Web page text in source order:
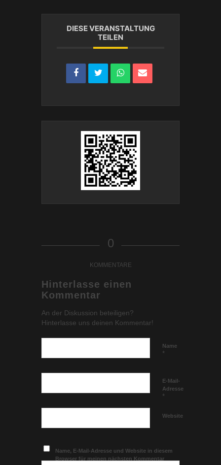
DIESE VERANSTALTUNG
TEILEN
0
KOMMENTARE
Hinterlasse einen
Kommentar
An der Diskussion beteiligen?
Hinterlasse uns deinen Kommentar!
Name
*
E-Mail-
Adresse
*
Website
Name, E-Mail-Adresse und Website in diesem
Browser für meinen nächsten Kommentar